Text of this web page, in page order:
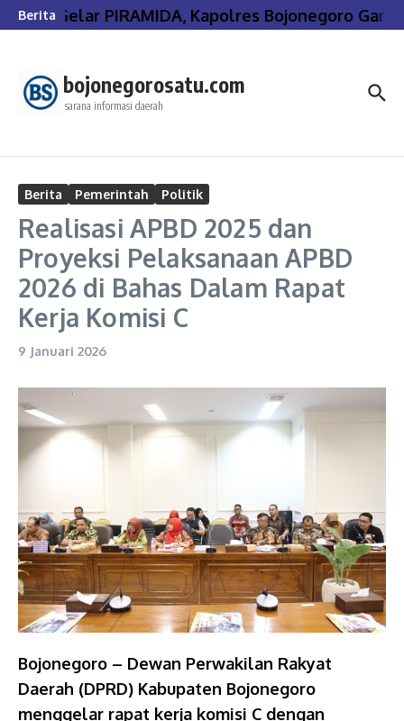
Lewati ke konten
BeritaGelar PIRAMIDA, Kapolres Bojonegoro
bojonegorosatu.com
sarana informasi daerah
Berita Pemerintah Politik
Realisasi APBD 2025 dan
Proyeksi Pelaksanaan APBD
2026 di Bahas Dalam Rapat
Kerja Komisi C
9 Januari 2026
Bojonegoro – Dewan Perwakilan Rakyat
Daerah (DPRD) Kabupaten Bojonegoro
menggelar rapat kerja komisi C dengan